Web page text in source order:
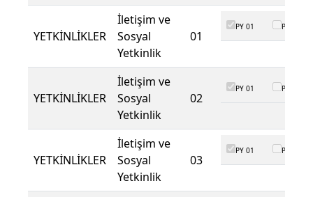
YETKİNLİKLER
İletişim ve
Sosyal
Yetkinlik
01
PY 01 PY 02
YETKİNLİKLER
İletişim ve
Sosyal
Yetkinlik
02
PY 01 PY 02
YETKİNLİKLER
İletişim ve
Sosyal
Yetkinlik
03
PY 01 PY 02